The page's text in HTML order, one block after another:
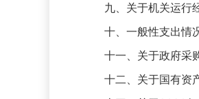
九、关于机关运行
十、一般性支出情
十一、关于政府采
十二、关于国有资